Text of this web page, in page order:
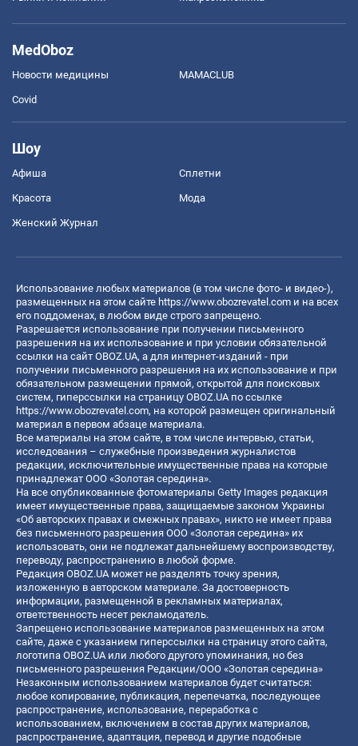
MedOboz
Новости медицины MAMACLUB
Covid
Шоу
Афиша Сплетни
Красота Мода
Женский Журнал
Использование любых материалов (в том числе фото- и видео-),
размещенных на этом сайте https://www.obozrevatel.com и на всех
его поддоменах, в любом виде строго запрещено.
Разрешается использование при получении письменного
разрешения на их использование и при условии обязательной
ссылки на сайт OBOZ.UA, а для интернет-изданий - при
получении письменного разрешения на их использование и при
обязательном размещении прямой, открытой для поисковых
систем, гиперссылки на страницу OBOZ.UA по ссылке
https://www.obozrevatel.com, на которой размещен оригинальный
материал в первом абзаце материала.
Все материалы на этом сайте, в том числе интервью, статьи,
исследования – служебные произведения журналистов
редакции, исключительные имущественные права на которые
принадлежат ООО «Золотая середина».
На все опубликованные фотоматериалы Getty Images редакция
имеет имущественные права, защищаемые законом Украины
«Об авторских правах и смежных правах», никто не имеет права
без письменного разрешения ООО «Золотая середина» их
использовать, они не подлежат дальнейшему воспроизводству,
переводу, распространению в любой форме.
Редакция OBOZ.UA может не разделять точку зрения,
изложенную в авторском материале. За достоверность
информации, размещенной в рекламных материалах,
ответственность несет рекламодатель.
Запрещено использование материалов размещенных на этом
сайте, даже с указанием гиперссылки на страницу этого сайта,
логотипа OBOZ.UA или любого другого упоминания, но без
письменного разрешения Редакции/ООО «Золотая середина»
Незаконным использованием материалов будет считаться:
любое копирование, публикация, перепечатка, последующее
распространение, использование, переработка с
использованием, включением в состав других материалов,
распространение, адаптация, перевод и другие подобные